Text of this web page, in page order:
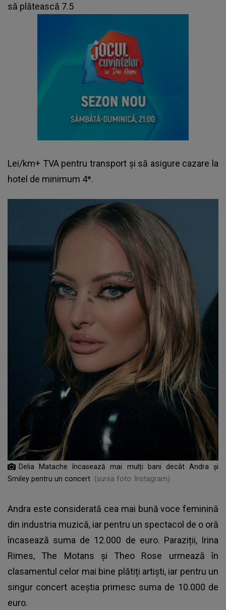
să plătească 7.5
Lei/km+ TVA pentru transport și să asigure cazare la
hotel de minimum 4*.
Delia Matache încasează mai mulți bani decât Andra și
Smiley pentru un concert (sursa foto: Instagram)
Andra este considerată cea mai bună voce feminină
din industria muzică, iar pentru un spectacol de o oră
încasează suma de 12.000 de euro. Paraziții, Irina
Rimes, The Motans și Theo Rose urmează în
clasamentul celor mai bine plătiți artiști, iar pentru un
singur concert aceștia primesc suma de 10.000 de
euro.